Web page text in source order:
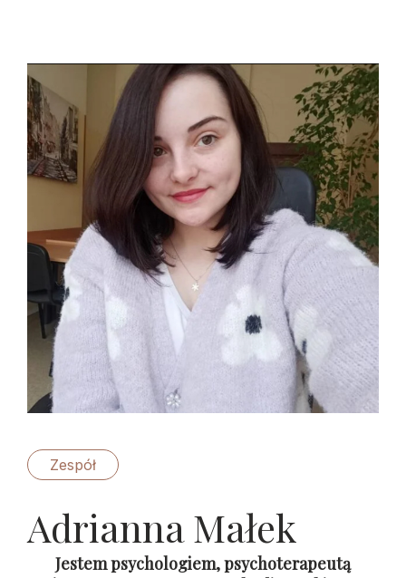
Zespół
Adrianna Małek
Jestem psychologiem, psychoterapeutą